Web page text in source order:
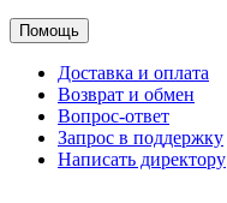
Помощь
Доставка и оплата
Возврат и обмен
Вопрос-ответ
Запрос в поддержку
Написать директору